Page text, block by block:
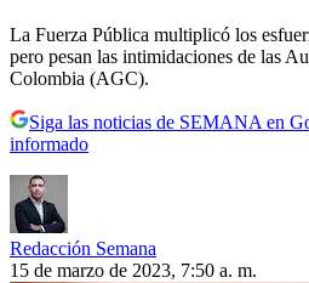
La Fuerza Pública multiplicó los
pero pesan las intimidaciones de las
Colombia (AGC).
Siga las noticias de SEMANA en
informado
Redacción Semana
15 de marzo de 2023, 7:50 a. m.